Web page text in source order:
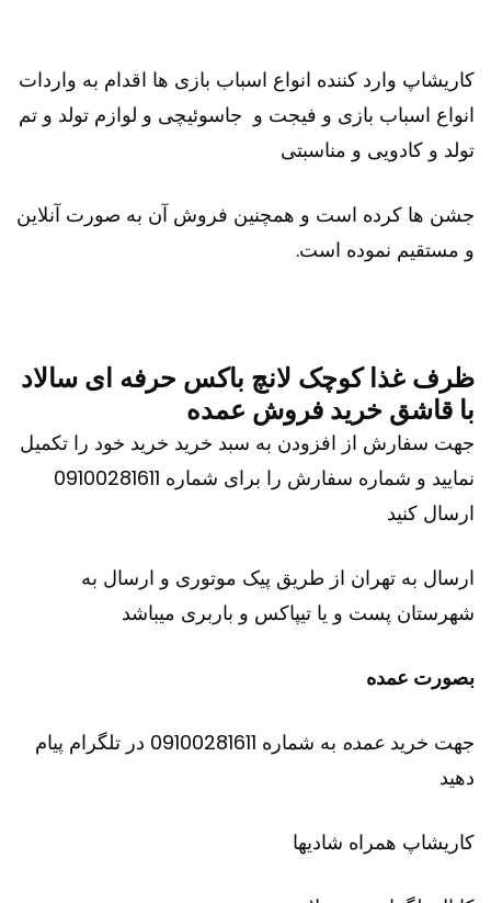
کاریشاپ وارد کننده انواع اسباب بازی ها اقدام به واردات
انواع اسباب بازی و فیجت و جاسوئیچی و لوازم تولد و تم
تولد و کادویی و مناسبتی
جشن ها کرده است و همچنین فروش آن به صورت آنلاین
و مستقیم نموده است.
ظرف غذا کوچک لانچ باکس حرفه ای سالاد
با قاشق خرید فروش عمده
جهت سفارش از افزودن به سبد خرید خرید خود را تکمیل
نمایید و شماره سفارش را برای شماره 09100281611
ارسال کنید
ارسال به تهران از طریق پیک موتوری و ارسال به
شهرستان پست و یا تیپاکس و باربری میباشد
بصورت عمده
جهت خرید عمده
به شماره 09100281611 در تلگرام پیام
دهید
کاریشاپ همراه شادیها